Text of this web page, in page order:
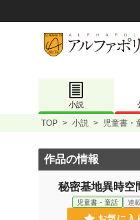
小説
TOP > 小説 > 児童書・
作品の情報
秘密基地異時空
児童書・童話 連